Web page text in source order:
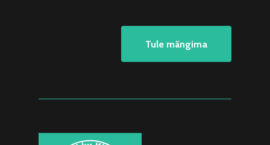
Tule mängima